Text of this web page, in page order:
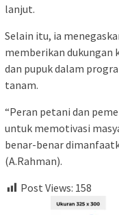
lanjut.
Selain itu, ia
memberikan dukungan
dan pupuk dalam
tanam.
“Peran petani dan
untuk memotivasi
benar-benar
(A.Rahman).
Post Views: 158